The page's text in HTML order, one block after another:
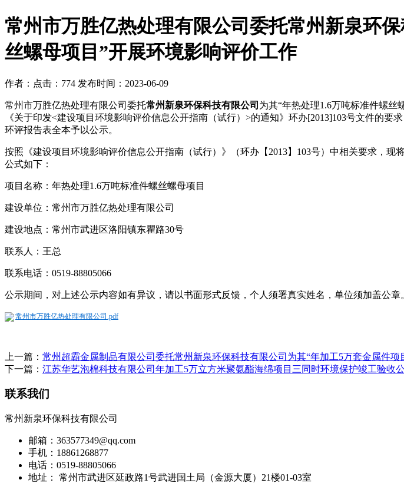
常州市万胜亿热处理有限公司委托常州新泉环
丝螺母项目”开展环境影响评价工作
作者： 点击：774 发布时间：2023-06-09
常州市万胜亿热处理有限公司委托常州新泉环保科技有限公司 为其“年热处理1.6万吨标准件螺
《关于印发<建设项目环境影响评价信息公开指南（试行）>的通知》环办[2013]103号文件的
环评报告表全本予以公示。
按照《建设项目环境影响评价信息公开指南（试行）》（环办【2013】103号）中相关要求，
公式如下：
项目名称：年热处理1.6万吨标准件螺丝螺母项目
建设单位：常州市万胜亿热处理有限公司
建设地点：常州市武进区洛阳镇东瞿路30号
联系人：王总
联系电话：0519-88805066
公示期间，对上述公示内容如有异议，请以书面形式反馈，个人须署真实姓名，单位须加盖公章
常州市万胜亿热处理有限公司.pdf
上一篇： 常州超霸金属制品有限公司委托常州新泉环保科技有限公司为其“年加工5万套金属件项
下一篇： 江苏华艺泡棉科技有限公司年加工5万立方米聚氨酯海绵项目三同时环境保护竣工验收
联系我们
常州新泉环保科技有限公司
邮箱：363577349@qq.com
手机：18861268877
电话：0519-88805066
地址： 常州市武进区延政路1号武进国土局（金源大厦）21楼01-03室